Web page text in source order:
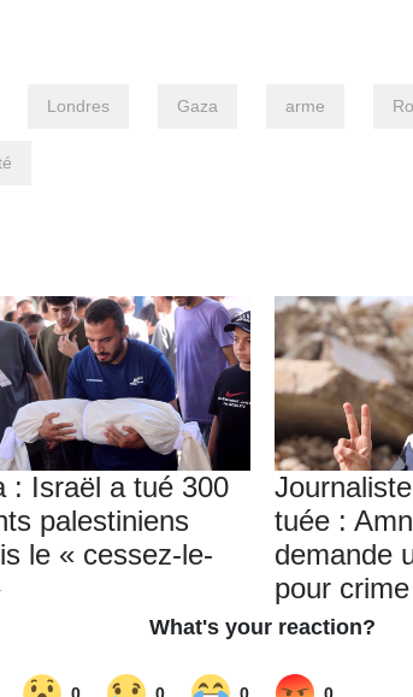
Londres Gaza arme
: Israël a tué 300
palestiniens
le « cessez-le-
tuée :
demande
pour